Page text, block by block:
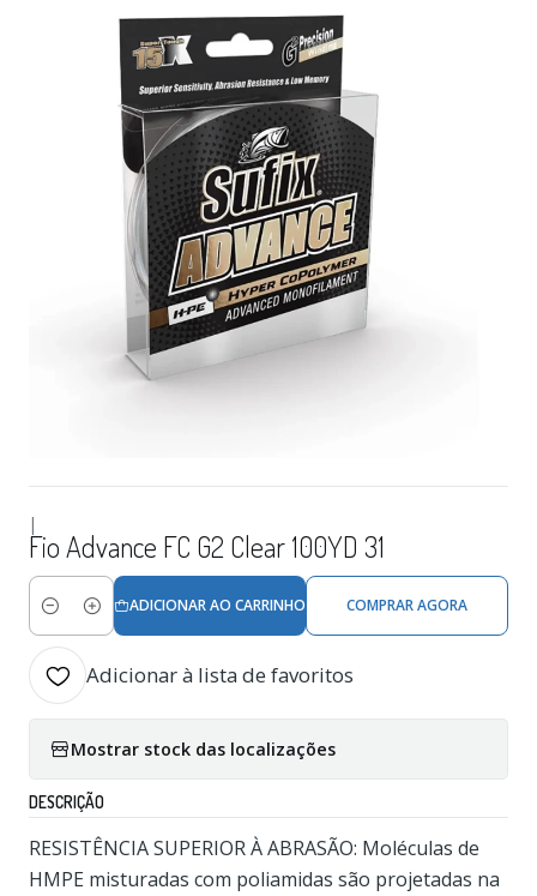
|
Fio Advance FC G2 Clear 100YD 31
Quantidade
ADICIONAR AO CARRINHO COMPRAR AGORA
Adicionar à lista de favoritos
Mostrar stock das localizações
DESCRIÇÃO
RESISTÊNCIA SUPERIOR À ABRASÃO: Moléculas de
HMPE misturadas com poliamidas são projetadas na